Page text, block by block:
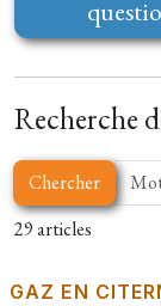
Recherche
Chercher
29 articles
GAZ EN